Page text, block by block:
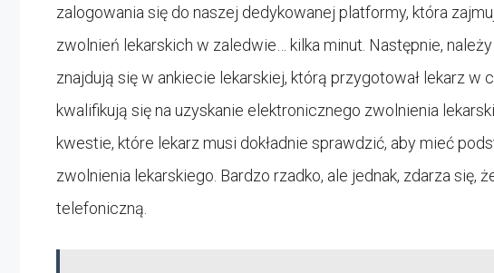
zalogowania się do naszej dedykowanej platformy, która
zwolnień lekarskich w zaledwie… kilka minut. Następnie,
znajdują się w ankiecie lekarskiej, którą przygotował lekarz
kwalifikują się na uzyskanie elektronicznego zwolnienia
kwestie, które lekarz musi dokładnie sprawdzić, aby mieć
zwolnienia lekarskiego. Bardzo rzadko, ale jednak, zdarza się,
telefoniczną.